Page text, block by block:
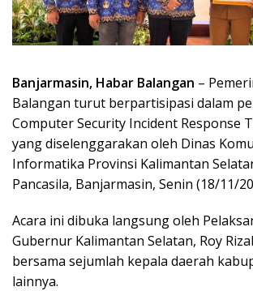
Banjarmasin, Habar Balangan –
Balangan turut berpartisipasi dalam
Computer Security Incident Response
yang diselenggarakan oleh Dinas
Informatika Provinsi Kalimantan
Pancasila, Banjarmasin, Senin (18/11/
Acara ini dibuka langsung oleh
Gubernur Kalimantan Selatan, Roy
bersama sejumlah kepala daerah
lainnya.